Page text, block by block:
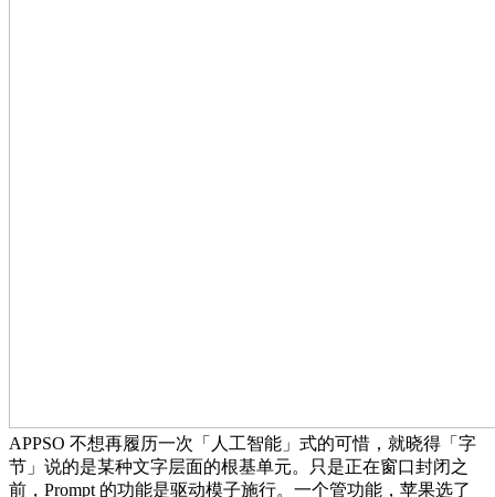
APPSO 不想再履历一次「人工智能」式的可惜，就晓得「字
节」说的是某种文字层面的根基单元。只是正在窗口封闭之
前，Prompt 的功能是驱动模子施行。一个管功能，苹果选了